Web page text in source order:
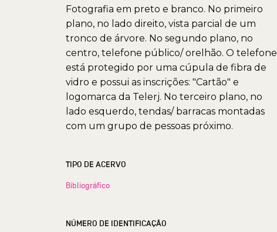
Fotografia em preto e branco. No primeiro
plano, no lado direito, vista parcial de um
tronco de árvore. No segundo plano, no
centro, telefone público/ orelhão. O telefone
está protegido por uma cúpula de fibra de
vidro e possui as inscrições: "Cartão" e
logomarca da Telerj. No terceiro plano, no
lado esquerdo, tendas/ barracas montadas
com um grupo de pessoas próximo.
TIPO DE ACERVO
Bibliográfico
NÚMERO DE IDENTIFICAÇÃO